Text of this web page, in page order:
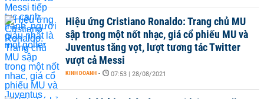
Hiệu ứng Cristiano Ronaldo: Trang chủ MU
sập trong một nốt nhạc, giá cổ phiếu MU và
Juventus tăng vọt, lượt tương tác Twitter
vượt cả Messi
KINH DOANH - 07:53 | 28/08/2021